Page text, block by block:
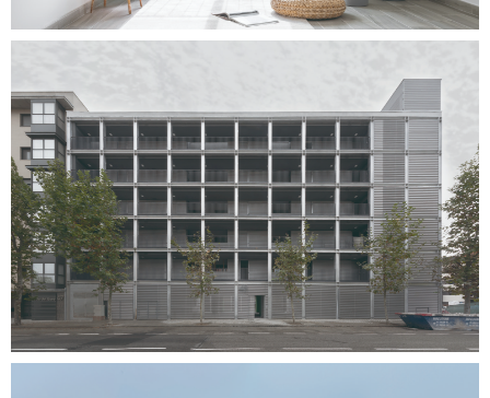
Inicio